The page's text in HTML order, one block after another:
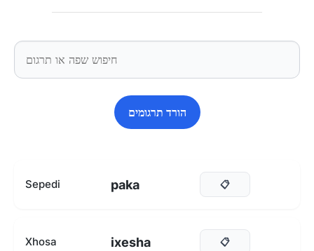
הורד תרגומים
Sepedi paka 📋
Xhosa ixesha 📋